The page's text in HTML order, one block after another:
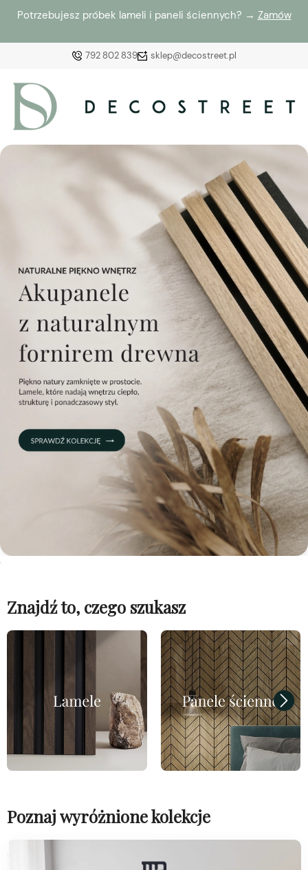
Potrzebujesz próbek lameli i paneli ściennych? → Zamów
792 802 839 sklep@decostreet.pl
Załóż konto
Wybierz coś dla siebie z naszej aktualnej oferty lub
zaloguj się, aby przywrócić dodane produkty do listy
z poprzedniej sesji.
Znajdź to, czego szukasz
Poznaj wyróżnione kolekcje